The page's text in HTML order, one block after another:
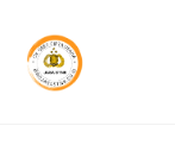
content